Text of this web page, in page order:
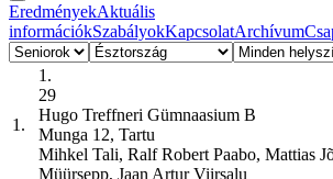
EredményekAktuális
információkSzabályokKapcsolatArchívum
1.
1.
29
Hugo Treffneri Gümnaasium B
Munga 12, Tartu
Mihkel Tali, Ralf Robert Paabo, Mattias
Müürsepp, Jaan Artur Viirsalu